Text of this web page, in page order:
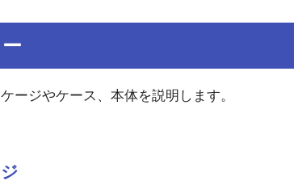
ージやケース、本体を説明します。